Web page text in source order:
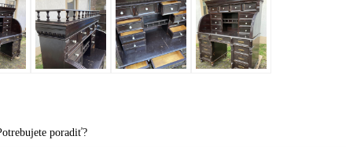
poradiť?